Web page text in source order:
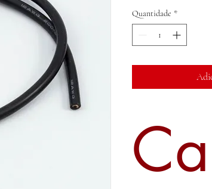
Quantidade *